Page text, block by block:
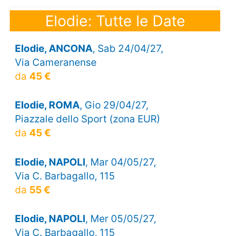
Elodie: Tutte le Date
Elodie, ANCONA, Sab 24/04/27,
Via Cameranense
da 45 €
Elodie, ROMA, Gio 29/04/27,
Piazzale dello Sport (zona EUR)
da 45 €
Elodie, NAPOLI, Mar 04/05/27,
Via C. Barbagallo, 115
da 55 €
Elodie, NAPOLI, Mer 05/05/27,
Via C. Barbagallo, 115